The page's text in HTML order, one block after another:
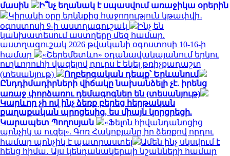
մասին
Ի՞նչ եղանակ է սպասվում առաջիկա օրերին
Կիրակի օրը երկնքից հաջողություն կթափվի․
օգոստոսի 9-ի աստղագուշակ
Ինչ են
կանխատեսում աստղերը մեզ համար.
աստղագուշակ 2026 թվականի օգոստոսի 10-16-ի
համար
«Շերեմետևո» օդանավակայանում երկու
ուղևորուհի վազելով դուրս է եկել թռիչքադաշտ
(տեսանյութ)
Ողբերգական դեպք՝ Երևանում
Ընդդիմադիրների վիճակը նախանձելի չէ. իրենց
առաջ փորձառու դեմագոգներ են (տեսանյութ)
Կարևոր չի ով ինչ ձեռք բերեց հերթական
քաղաքական պրոցեսից, ես միայն կորցրեցի.
Կարապետ Պողոսյան
«Ֆելոն հիվանդանոցից
պոնչիկ ա ուզել». Գոռ Հակոբյանը իր ձեռքով որդու
համար պոնչիկ է պատրաստել
Ամեն ինչ սկսվում է
հենց հիմա․ Այս կենդանակերպի նշանների համար